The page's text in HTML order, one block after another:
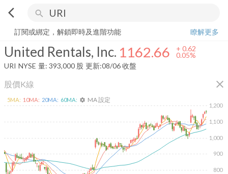
arrow_back_ios search
United Rentals, Inc.
訂閱或綁定，解鎖即時及進階功能
瞭解更多
United Rentals, Inc. 1162.66 + 0.62
0.05%
URI NYSE 量: 393,000 股 更新:08/06 收盤
股價K線 close
800
900
1,000
1,100
1,200
5MA: 10MA: 20MA: 60MA: settings MA 設定